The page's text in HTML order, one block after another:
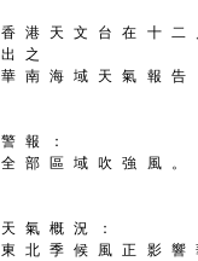
香 港 天 文 台 在 十 二
出 之
華 南 海 域 天 氣 報 告
警 報 ：
全 部 區 域 吹 強 風 。
天 氣 概 況 ：
東 北 季 候 風 正 影 響